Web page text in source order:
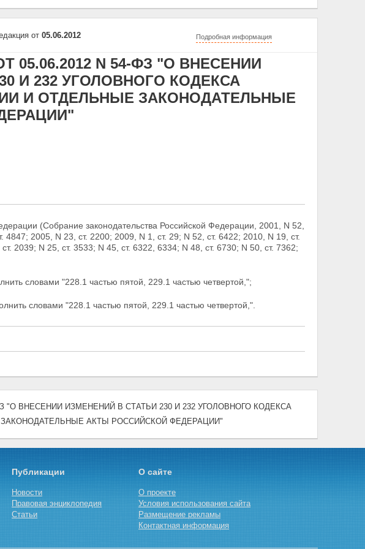
от 05.06.2012 Подробная информация
N 54-ФЗ "О ВНЕСЕНИИ
И 232 УГОЛОВНОГО КОДЕКСА
И ОТДЕЛЬНЫЕ ЗАКОНОДАТЕЛЬНЫЕ
(Собрание законодательства Российской Федерации, 2001, N 52,
2005, N 23, ст. 2200; 2009, N 1, ст. 29; N 52, ст. 6422; 2010, N 19, ст.
2039; N 25, ст. 3533; N 45, ст. 6322, 6334; N 48, ст. 6730; N 50, ст. 7362;
словами "228.1 частью пятой, 229.1 частью четвертой,";
словами "228.1 частью пятой, 229.1 частью четвертой,".
"О ВНЕСЕНИИ ИЗМЕНЕНИЙ В СТАТЬИ 230 И 232 УГОЛОВНОГО КОДЕКСА
АКТЫ РОССИЙСКОЙ ФЕДЕРАЦИИ"
Публикации
Новости
Правовая энциклопедия
Статьи
О сайте
О проекте
Условия использования сайта
Размещение рекламы
Контактная информация